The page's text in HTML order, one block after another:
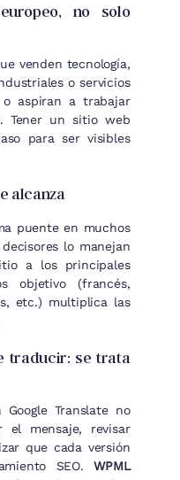
no solo
venden tecnología,
o servicios
o aspiran a trabajar
Tener un sitio web
para ser visibles
alcanza
puente en muchos
lo manejan
a los principales
objetivo (francés,
etc.) multiplica las
traducir: se trata
Translate no
el mensaje, revisar
que cada versión
SEO.WPML